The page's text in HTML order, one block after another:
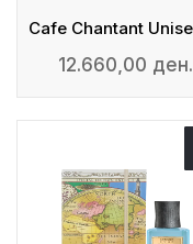
12.660,00 ден.